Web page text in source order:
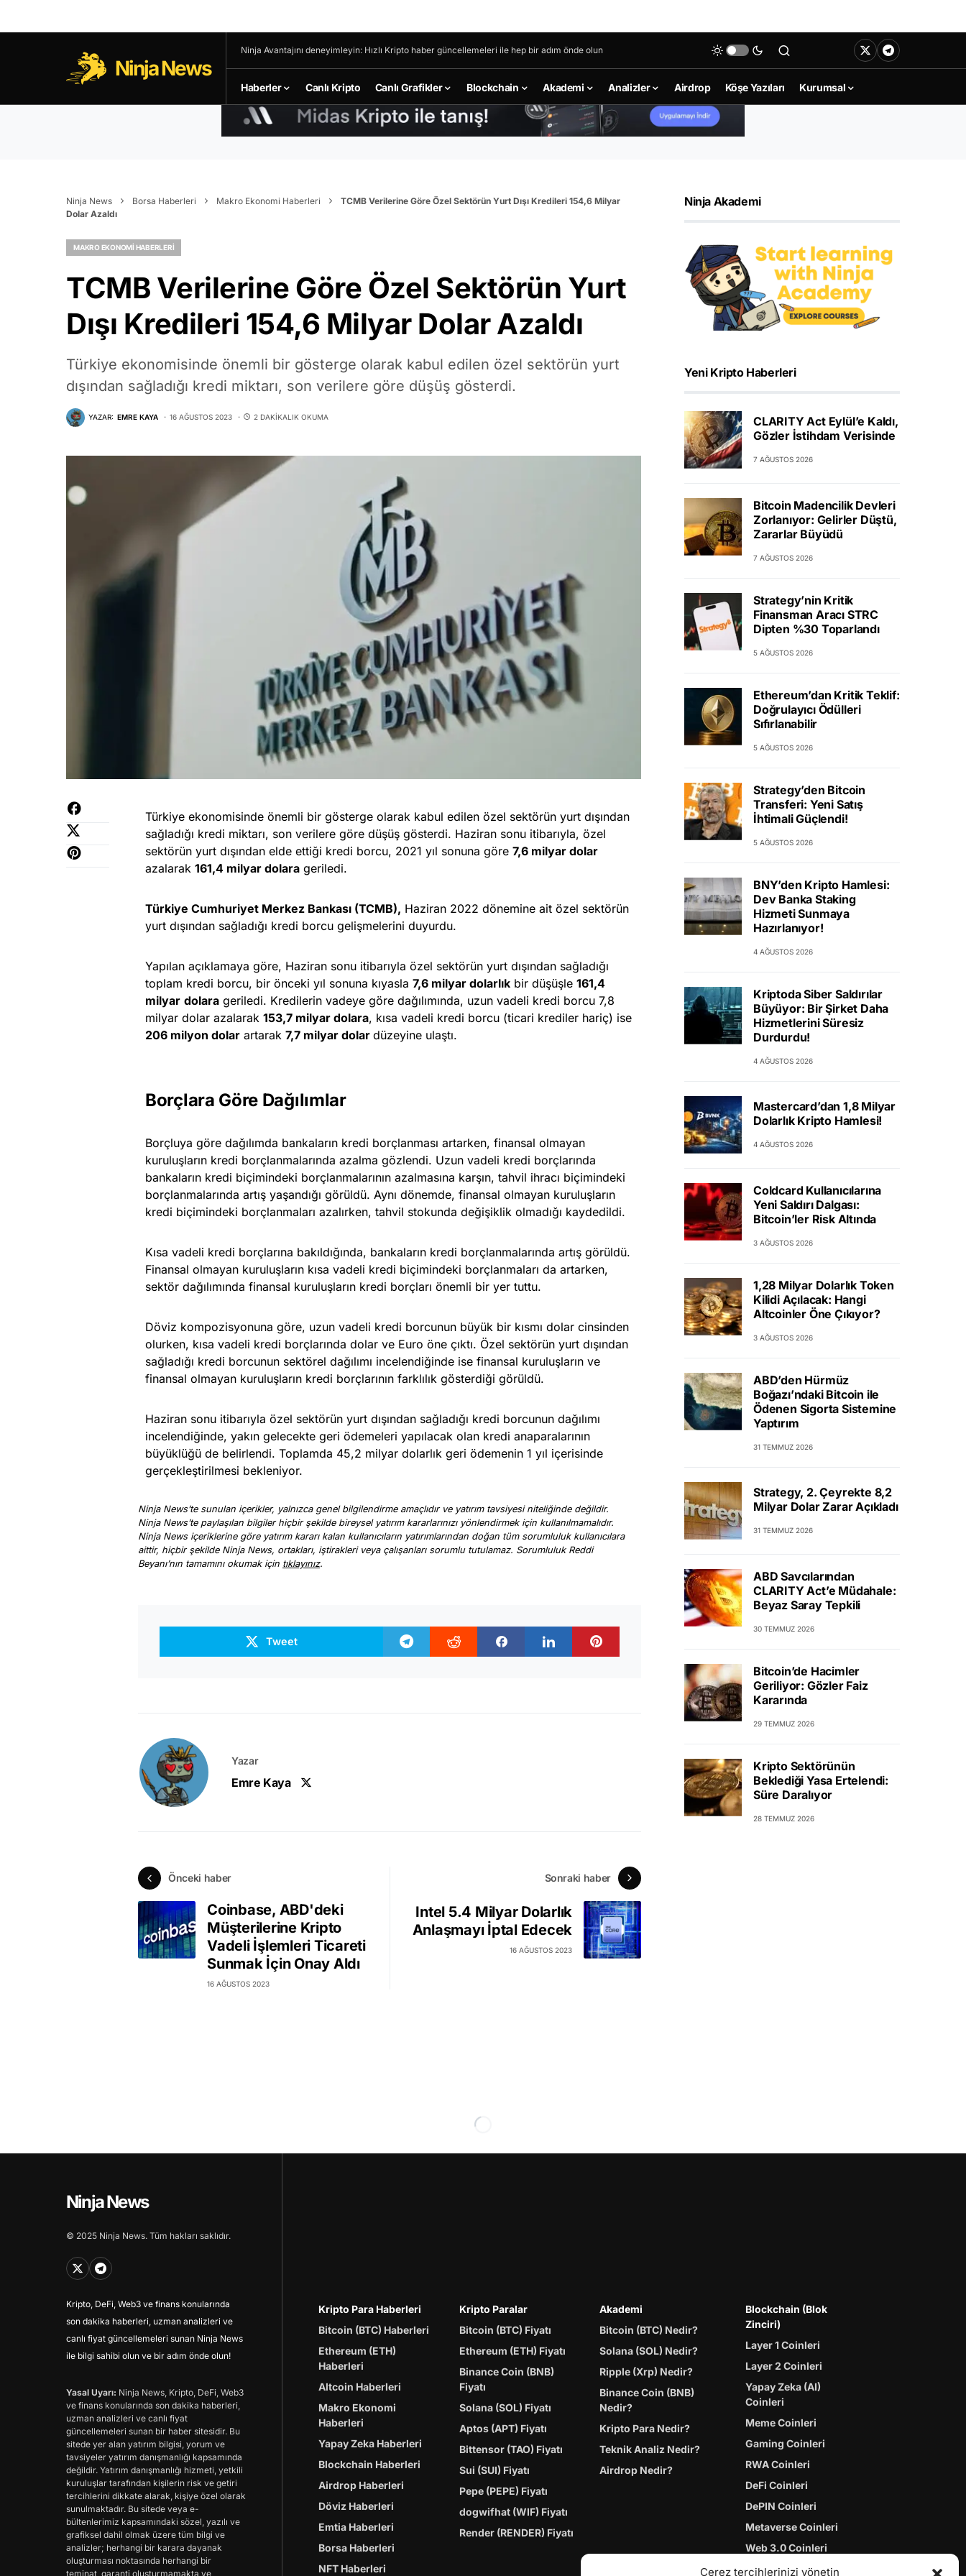
Çerez tercihlerinizi yönetin
Ninja News
Ninja Avantajını deneyimleyin: Hızlı Kripto haber güncellemeleri ile hep bir adım önde olun
Haberler Canlı Kripto Canlı Grafikler Blockchain Akademi Analizler Airdrop Köşe Yazıları Kurumsal
Ninja News Borsa Haberleri Makro Ekonomi Haberleri
TCMB Verilerine Göre Özel Sektörün Yurt Dışı Kredileri 154,6 Milyar
Dolar Azaldı
MAKRO EKONOMI HABERLERI
TCMB Verilerine Göre Özel Sektörün Yurt
Dışı Kredileri 154,6 Milyar Dolar Azaldı
Türkiye ekonomisinde önemli bir gösterge olarak kabul edilen özel sektörün yurt
dışından sağladığı kredi miktarı, son verilere göre düşüş gösterdi.
YAZAR: EMRE KAYA 16 AĞUSTOS 2023 2 DAKIKALIK OKUMA
Türkiye ekonomisinde önemli bir gösterge olarak kabul edilen özel sektörün yurt dışından
sağladığı kredi miktarı, son verilere göre düşüş gösterdi. Haziran sonu itibarıyla, özel
sektörün yurt dışından elde ettiği kredi borcu, 2021 yıl sonuna göre 7,6 milyar dolar
azalarak 161,4 milyar dolara geriledi.
Türkiye Cumhuriyet Merkez Bankası (TCMB), Haziran 2022 dönemine ait özel sektörün
yurt dışından sağladığı kredi borcu gelişmelerini duyurdu.
Yapılan açıklamaya göre, Haziran sonu itibarıyla özel sektörün yurt dışından sağladığı
toplam kredi borcu, bir önceki yıl sonuna kıyasla 7,6 milyar dolarlık bir düşüşle 161,4
milyar dolara geriledi. Kredilerin vadeye göre dağılımında, uzun vadeli kredi borcu 7,8
milyar dolar azalarak 153,7 milyar dolara, kısa vadeli kredi borcu (ticari krediler hariç) ise
206 milyon dolar artarak 7,7 milyar dolar düzeyine ulaştı.
Borçlara Göre Dağılımlar
Borçluya göre dağılımda bankaların kredi borçlanması artarken, finansal olmayan
kuruluşların kredi borçlanmalarında azalma gözlendi. Uzun vadeli kredi borçlarında
bankaların kredi biçimindeki borçlanmalarının azalmasına karşın, tahvil ihracı biçimindeki
borçlanmalarında artış yaşandığı görüldü. Aynı dönemde, finansal olmayan kuruluşların
kredi biçimindeki borçlanmaları azalırken, tahvil stokunda değişiklik olmadığı kaydedildi.
Kısa vadeli kredi borçlarına bakıldığında, bankaların kredi borçlanmalarında artış görüldü.
Finansal olmayan kuruluşların kısa vadeli kredi biçimindeki borçlanmaları da artarken,
sektör dağılımında finansal kuruluşların kredi borçları önemli bir yer tuttu.
Döviz kompozisyonuna göre, uzun vadeli kredi borcunun büyük bir kısmı dolar cinsinden
olurken, kısa vadeli kredi borçlarında dolar ve Euro öne çıktı. Özel sektörün yurt dışından
sağladığı kredi borcunun sektörel dağılımı incelendiğinde ise finansal kuruluşların ve
finansal olmayan kuruluşların kredi borçlarının farklılık gösterdiği görüldü.
Haziran sonu itibarıyla özel sektörün yurt dışından sağladığı kredi borcunun dağılımı
incelendiğinde, yakın gelecekte geri ödemeleri yapılacak olan kredi anaparalarının
büyüklüğü de belirlendi. Toplamda 45,2 milyar dolarlık geri ödemenin 1 yıl içerisinde
gerçekleştirilmesi bekleniyor.
Ninja News’te sunulan içerikler, yalnızca genel bilgilendirme amaçlıdır ve yatırım tavsiyesi niteliğinde değildir.
Ninja News’te paylaşılan bilgiler hiçbir şekilde bireysel yatırım kararlarınızı yönlendirmek için kullanılmamalıdır.
Ninja News içeriklerine göre yatırım kararı kalan kullanıcıların yatırımlarından doğan tüm sorumluluk kullanıcılara
aittir, hiçbir şekilde Ninja News, ortakları, iştirakleri veya çalışanları sorumlu tutulamaz. Sorumluluk Reddi
Beyanı’nın tamamını okumak için tıklayınız.
Tweet
Yazar
Emre Kaya
Önceki haber
Coinbase, ABD'deki
Müşterilerine Kripto
Vadeli İşlemleri Ticareti
Sunmak İçin Onay Aldı
16 AĞUSTOS 2023
Sonraki haber
Intel 5.4 Milyar Dolarlık
Anlaşmayı İptal Edecek
16 AĞUSTOS 2023
Ninja Akademi
Yeni Kripto Haberleri
CLARITY Act Eylül’e Kaldı,
Gözler İstihdam Verisinde
7 AĞUSTOS 2026
Bitcoin Madencilik Devleri
Zorlanıyor: Gelirler Düştü,
Zararlar Büyüdü
7 AĞUSTOS 2026
Strategy’nin Kritik
Finansman Aracı STRC
Dipten %30 Toparlandı
5 AĞUSTOS 2026
Ethereum’dan Kritik Teklif:
Doğrulayıcı Ödülleri
Sıfırlanabilir
5 AĞUSTOS 2026
Strategy’den Bitcoin
Transferi: Yeni Satış
İhtimali Güçlendi!
5 AĞUSTOS 2026
BNY’den Kripto Hamlesi:
Dev Banka Staking
Hizmeti Sunmaya
Hazırlanıyor!
4 AĞUSTOS 2026
Kriptoda Siber Saldırılar
Büyüyor: Bir Şirket Daha
Hizmetlerini Süresiz
Durdurdu!
4 AĞUSTOS 2026
Mastercard’dan 1,8 Milyar
Dolarlık Kripto Hamlesi!
4 AĞUSTOS 2026
Coldcard Kullanıcılarına
Yeni Saldırı Dalgası:
Bitcoin’ler Risk Altında
3 AĞUSTOS 2026
1,28 Milyar Dolarlık Token
Kilidi Açılacak: Hangi
Altcoinler Öne Çıkıyor?
3 AĞUSTOS 2026
ABD’den Hürmüz
Boğazı’ndaki Bitcoin ile
Ödenen Sigorta Sistemine
Yaptırım
31 TEMMUZ 2026
Strategy, 2. Çeyrekte 8,2
Milyar Dolar Zarar Açıkladı
31 TEMMUZ 2026
ABD Savcılarından
CLARITY Act’e Müdahale:
Beyaz Saray Tepkili
30 TEMMUZ 2026
Bitcoin’de Hacimler
Geriliyor: Gözler Faiz
Kararında
29 TEMMUZ 2026
Kripto Sektörünün
Beklediği Yasa Ertelendi:
Süre Daralıyor
28 TEMMUZ 2026
Ninja News
© 2025 Ninja News. Tüm hakları saklıdır.
Kripto, DeFi, Web3 ve finans konularında
son dakika haberleri, uzman analizleri ve
canlı fiyat güncellemeleri sunan Ninja News
ile bilgi sahibi olun ve bir adım önde olun!
Yasal Uyarı: Ninja News, Kripto, DeFi, Web3
ve finans konularında son dakika haberleri,
uzman analizleri ve canlı fiyat
güncellemeleri sunan bir haber sitesidir. Bu
sitede yer alan yatırım bilgisi, yorum ve
tavsiyeler yatırım danışmanlığı kapsamında
değildir. Yatırım danışmanlığı hizmeti, yetkili
kuruluşlar tarafından kişilerin risk ve getiri
tercihlerini dikkate alarak, kişiye özel olarak
sunulmaktadır. Bu sitede veya e-
bültenlerimiz kapsamındaki sözel, yazılı ve
grafiksel dahil olmak üzere tüm bilgi ve
analizler; herhangi bir karara dayanak
oluşturması noktasında herhangi bir
teminat, garanti oluşturmamakta ve
Kripto Para Haberleri
Bitcoin (BTC) Haberleri
Ethereum (ETH)
Haberleri
Altcoin Haberleri
Makro Ekonomi
Haberleri
Yapay Zeka Haberleri
Blockchain Haberleri
Airdrop Haberleri
Döviz Haberleri
Emtia Haberleri
Borsa Haberleri
NFT Haberleri
Kripto Paralar
Bitcoin (BTC) Fiyatı
Ethereum (ETH) Fiyatı
Binance Coin (BNB)
Fiyatı
Solana (SOL) Fiyatı
Aptos (APT) Fiyatı
Bittensor (TAO) Fiyatı
Sui (SUI) Fiyatı
Pepe (PEPE) Fiyatı
dogwifhat (WIF) Fiyatı
Render (RENDER) Fiyatı
Akademi
Bitcoin (BTC) Nedir?
Solana (SOL) Nedir?
Ripple (Xrp) Nedir?
Binance Coin (BNB)
Nedir?
Kripto Para Nedir?
Teknik Analiz Nedir?
Airdrop Nedir?
Blockchain (Blok
Zinciri)
Layer 1 Coinleri
Layer 2 Coinleri
Yapay Zeka (AI)
Coinleri
Meme Coinleri
Gaming Coinleri
RWA Coinleri
DeFi Coinleri
DePIN Coinleri
Metaverse Coinleri
Web 3.0 Coinleri
Coin Türevleri